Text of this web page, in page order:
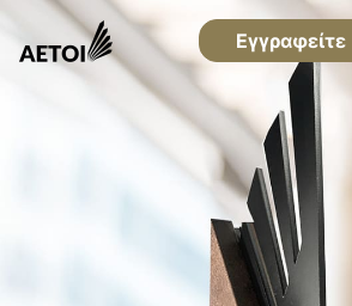
Εγγραφείτε